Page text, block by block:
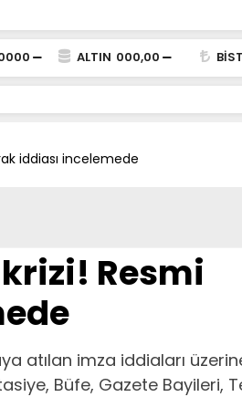
ALTIN 000,00 BİST
iddiası incelemede
Resmi
atılan imza iddiaları
Büfe, Gazete Bayileri,